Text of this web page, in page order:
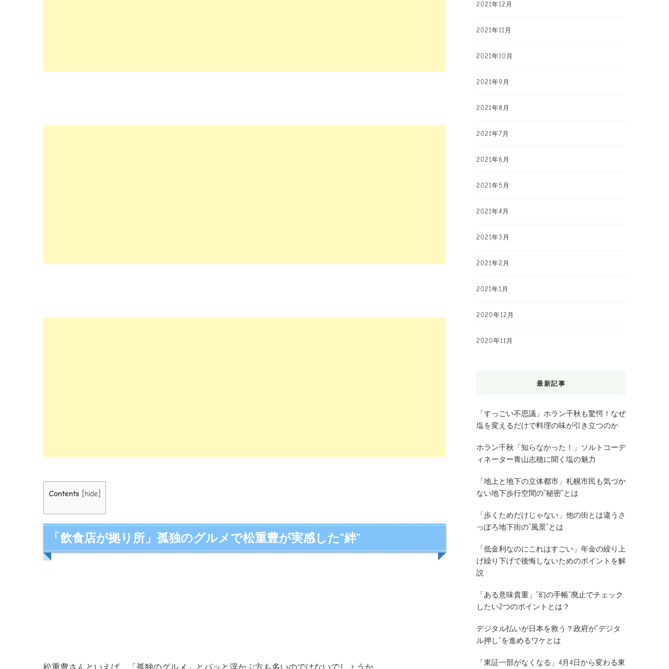
Contents hide
「飲食店が拠り所」孤独のグルメで松重豊が実感した”絆”
2021年12月
2021年11月
2021年10月
2021年9月
2021年8月
2021年7月
2021年6月
2021年5月
2021年4月
2021年3月
2021年2月
2021年1月
2020年12月
2020年11月
最新記事
「すっごい不思議」ホラン千秋も驚愕！なぜ
塩を変えるだけで料理の味が引き立つのか
ホラン千秋「知らなかった！」ソルトコーデ
ィネーター青山志穂に聞く塩の魅力
「地上と地下の立体都市」札幌市民も気づか
ない地下歩行空間の”秘密”とは
「歩くためだけじゃない」他の街とは違うさ
っぽろ地下街の”風景”とは
「低金利なのにこれはすごい」年金の繰り上
げ繰り下げで後悔しないためのポイントを解
説
「ある意味貴重」”幻の手帳”廃止でチェック
したい2つのポイントとは？
デジタル払いが日本を救う？政府が”デジタ
ル押し”を進めるワケとは
「東証一部がなくなる」4月4日から変わる東